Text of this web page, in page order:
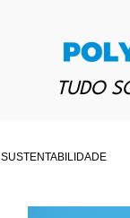
TUDO
SUSTENTABILIDADE